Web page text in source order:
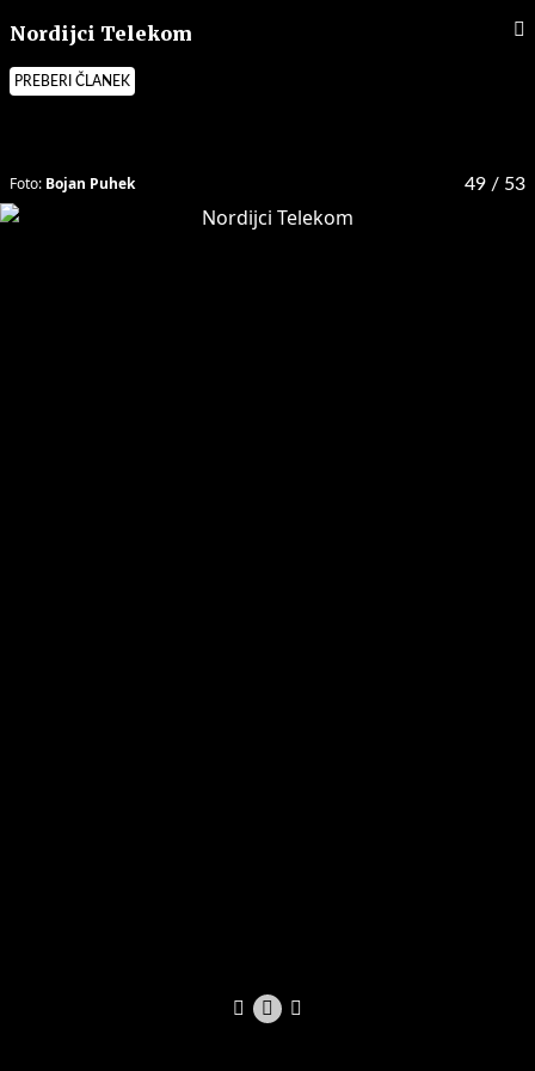
Nordijci Telekom
PREBERI ČLANEK
49 / 53
Foto: Bojan Puhek